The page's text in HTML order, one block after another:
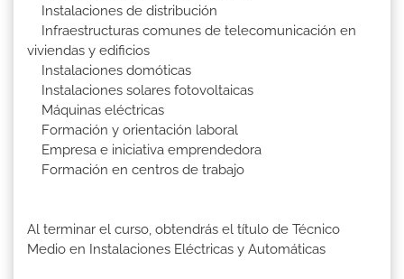
Instalaciones de distribución
Infraestructuras comunes de telecomunicación en
viviendas y edificios
Instalaciones domóticas
Instalaciones solares fotovoltaicas
Máquinas eléctricas
Formación y orientación laboral
Empresa e iniciativa emprendedora
Formación en centros de trabajo
Al terminar el curso, obtendrás el título de Técnico
Medio en Instalaciones Eléctricas y Automáticas